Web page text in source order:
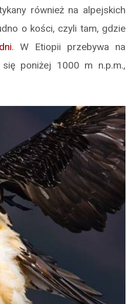
również na alpejskich
o kości, czyli tam, gdzie
. W Etiopii przebywa na
poniżej 1000 m n.p.m.,